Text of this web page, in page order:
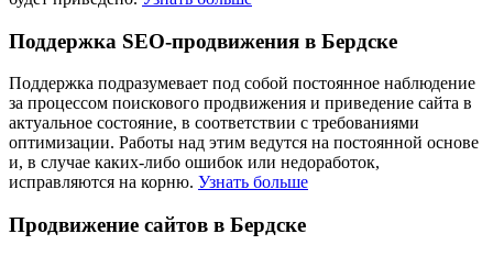
Поддержка SEO-продвижения в Бердске
Поддержка подразумевает под собой постоянное наблюдение
за процессом поискового продвижения и приведение сайта в
актуальное состояние, в соответствии с требованиями
оптимизации. Работы над этим ведутся на постоянной основе
и, в случае каких-либо ошибок или недоработок,
исправляются на корню. Узнать больше
Продвижение сайтов в Бердске